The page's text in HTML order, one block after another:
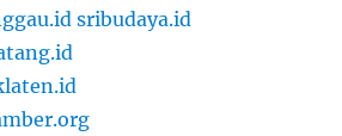
sribudaya.id